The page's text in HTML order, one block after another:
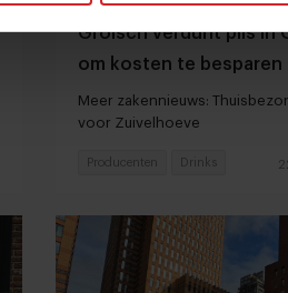
Grolsch verdunt pils in
om kosten te besparen
Meer zakennieuws:
voor Zuivelhoeve
Producenten Drinks